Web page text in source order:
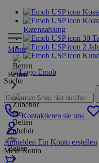
Ratenzahlung
30
2
Suche
Kontaktieren sie uns
Anmelden Ein Konto erstellen
Mein Konto
Menu
Betten
Zubehör
für
Betten